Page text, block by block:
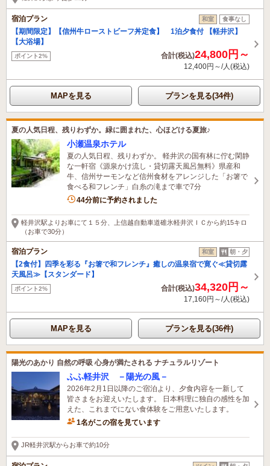
宿泊プラン 和室 食事なし
【期間限定】【信州牛ローストビーフ丼定食】 1泊夕食付 【軽井沢】
【大浴場】
ポイント2% 合計(税込)24,800円～
12,400円～/人(税込)
MAPを見る プランを見る(34件)
夏の人気日程、残りわずか。緑に囲まれた、心ほどける夏旅♪
小瀬温泉ホテル
夏の人気日程、残りわずか。 軽井沢の国有林に佇む閑静
な一軒宿《源泉かけ流し・貸切露天風呂無料》県産和
牛、信州サーモンなど信州食材をアレンジした「お箸で
食べる和フレンチ」白糸の滝まで車で7分
8名がこの宿を見ています
44分前に予約されました
軽井沢駅よりお車にて１５分、上信越自動車道碓氷軽井沢ＩＣから約15キロ
（お車で30分）
宿泊プラン 和室 朝・夕
【2食付】四季を彩る『お箸で和フレンチ』癒しの温泉宿で寛ぐ≪貸切露
天風呂≫【スタンダード】
ポイント2% 合計(税込)34,320円～
17,160円～/人(税込)
MAPを見る プランを見る(36件)
陽光のあかり 自然の呼吸 心身が満たされる ナチュラルリゾート
ふふ軽井沢 －陽光の風－
2026年2月1日以降のご宿泊より、夕食内容を一新して
皆さまをお迎えいたします。 日本料理に独自の感性を加
えた、これまでにない食体験をご用意いたします。
1名がこの宿を見ています
JR軽井沢駅からお車で約10分